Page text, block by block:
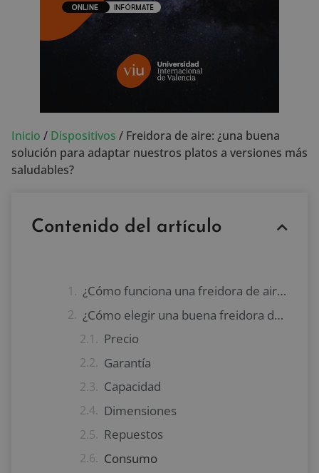
Inicio / Dispositivos / Freidora de aire: ¿una buena
solución para adaptar nuestros platos a versiones más
saludables?
Contenido del artículo
¿Cómo funciona una freidora de aire?
¿Cómo elegir una buena freidora de aire?
Precio
Garantía
Capacidad
Dimensiones
Repuestos
Consumo